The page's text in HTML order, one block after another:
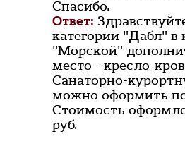
Спасибо.
Ответ:
категории "Дабл" в
"Морской"
место - кресло-
Санаторно-
можно оформить
Стоимость
руб.